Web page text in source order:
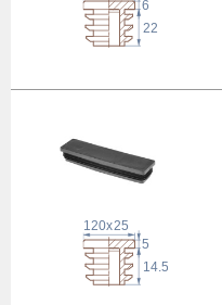
6
22
5
14.5
25
x
120